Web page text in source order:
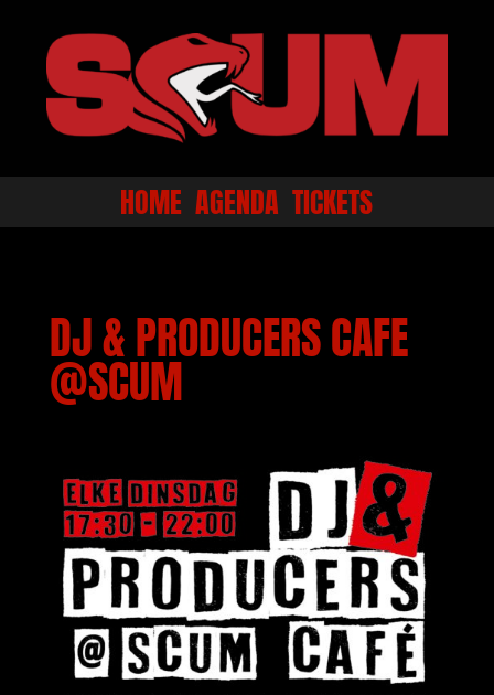
HOME AGENDA TICKETS
DJ & PRODUCERS CAFE
@SCUM